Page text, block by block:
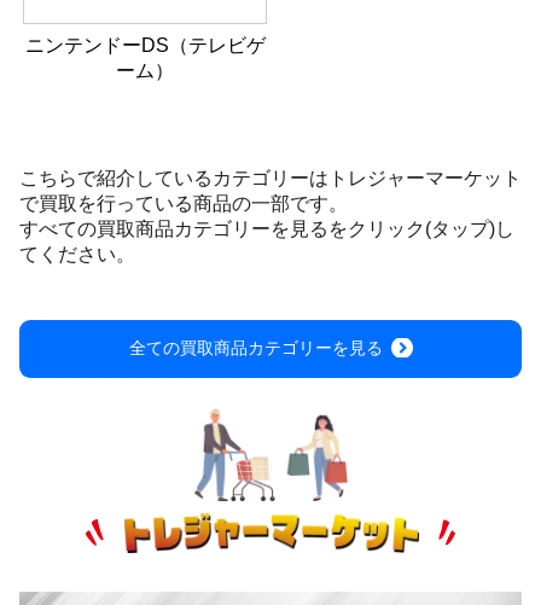
ニンテンドーDS（テレビゲ
ーム）
こちらで紹介しているカテゴリーはトレジャーマーケット
で買取を行っている商品の一部です。
すべての買取商品カテゴリーを見るをクリック(タップ)し
てください。
全ての買取商品カテゴリーを見る